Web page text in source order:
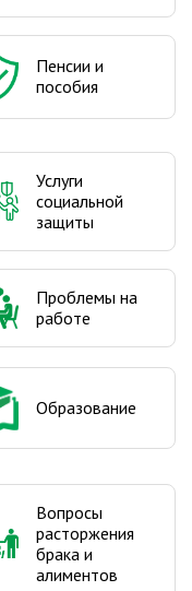
Пенсии и
пособия
Услуги
социальной
защиты
Проблемы на
работе
Образование
Вопросы
расторжения
брака и
алиментов